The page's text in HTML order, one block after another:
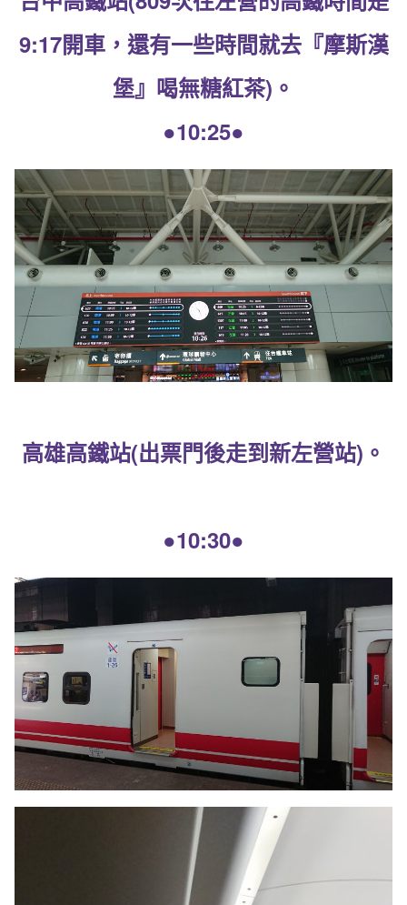
9:17開車，還有一些時間就去『摩斯漢
堡』喝無糖紅茶)。
●10:25●
高雄高鐵站(出票門後走到新左營站)。
●10:30●